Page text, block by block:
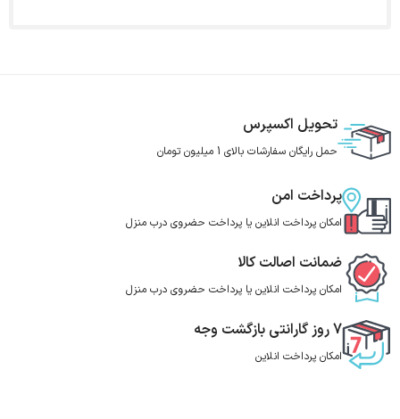
تحویل اکسپرس
حمل رایگان سفارشات بالای 1 میلیون تومان
پرداخت امن
امکان پرداخت انلاین یا پرداخت حضروی درب منزل
ضمانت اصالت کالا
امکان پرداخت انلاین یا پرداخت حضروی درب منزل
7 روز گارانتی بازگشت وجه
امکان پرداخت انلاین